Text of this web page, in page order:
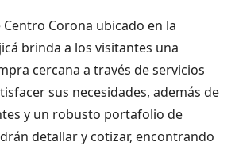
Corona ubicado en la
brinda a los visitantes una
cercana a través de servicios
sus necesidades, además de
y un robusto portafolio de
detallar y cotizar, encontrando